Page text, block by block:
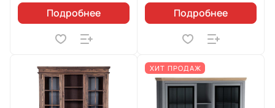
Подробнее
Подробнее
ХИТ ПРОДАЖ